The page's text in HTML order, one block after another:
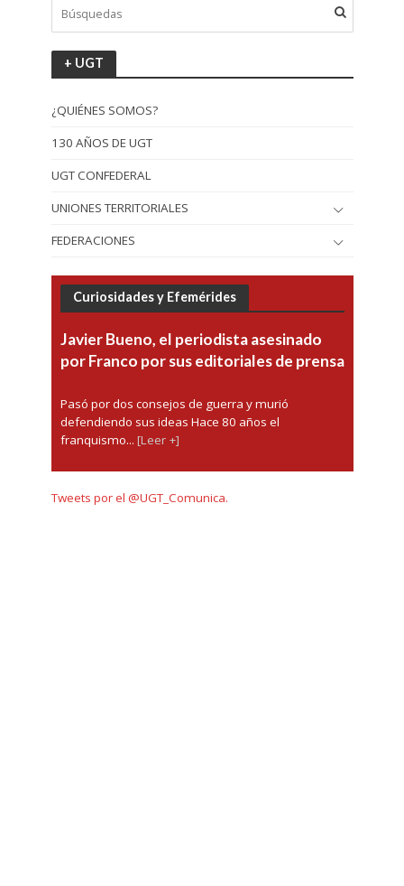
+ UGT
¿QUIÉNES SOMOS?
130 AÑOS DE UGT
UGT CONFEDERAL
UNIONES TERRITORIALES
FEDERACIONES
Curiosidades y Efemérides
Javier Bueno, el periodista asesinado
por Franco por sus editoriales de prensa
Pasó por dos consejos de guerra y murió
defendiendo sus ideas Hace 80 años el
franquismo... [Leer +]
Tweets por el @UGT_Comunica.